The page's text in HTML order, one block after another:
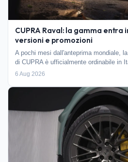
CUPRA Raval: la gamma entra
versioni e promozioni
A pochi mesi dall'anteprima mondiale,
di CUPRA è ufficialmente ordinabile in
6 Aug 2026